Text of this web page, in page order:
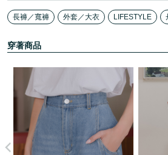
長褲／寬褲 外套／大衣 LIFESTYLE
穿著商品